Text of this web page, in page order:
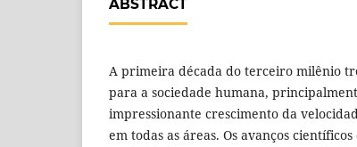
ABSTRACT
A primeira década do terceiro milênio
para a sociedade humana,
impressionante crescimento da
em todas as áreas. Os avanços